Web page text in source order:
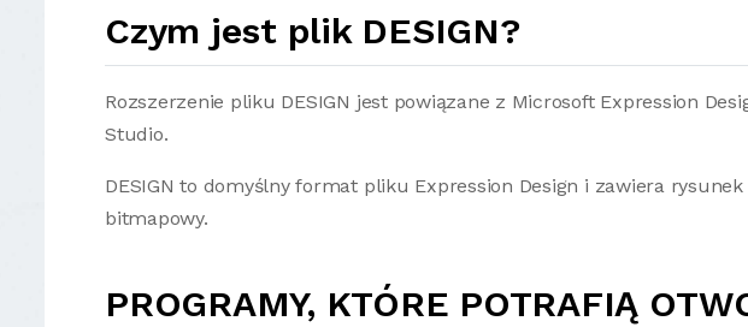
Czym jest plik DESIGN?
Rozszerzenie pliku DESIGN jest powiązane z Microsoft Expression
Studio.
DESIGN to domyślny format pliku Expression Design i zawiera
bitmapowy.
PROGRAMY, KTÓRE POTRAFIĄ